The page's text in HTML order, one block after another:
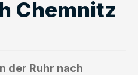
Chemnitz
der Ruhr nach